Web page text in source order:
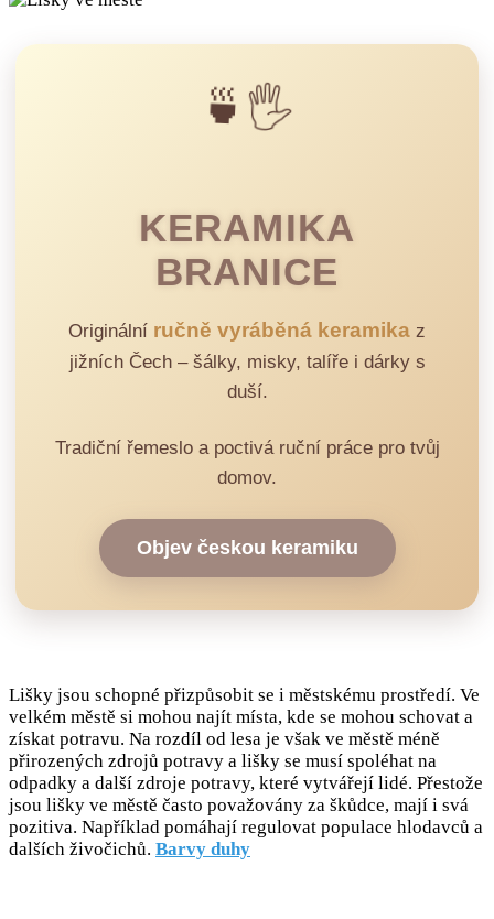
🍵🖐️
KERAMIKA
BRANICE
Originální ručně vyráběná keramika z
jižních Čech – šálky, misky, talíře i dárky s
duší.
Tradiční řemeslo a poctivá ruční práce pro tvůj
domov.
Objev českou keramiku
Lišky jsou schopné přizpůsobit se i městskému prostředí. Ve
velkém městě si mohou najít místa, kde se mohou schovat a
získat potravu. Na rozdíl od lesa je však ve městě méně
přirozených zdrojů potravy a lišky se musí spoléhat na
odpadky a další zdroje potravy, které vytvářejí lidé. Přestože
jsou lišky ve městě často považovány za škůdce, mají i svá
pozitiva. Například pomáhají regulovat populace hlodavců a
dalších živočichů. Barvy duhy